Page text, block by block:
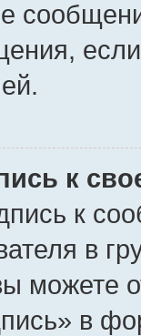
к
к
в
можете
в